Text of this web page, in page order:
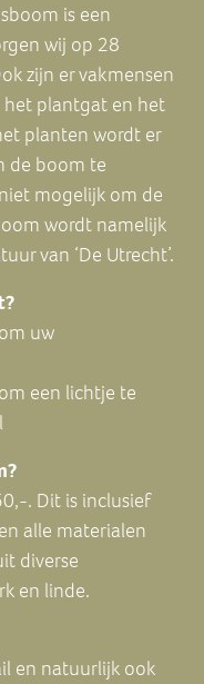
is een
wij op 28
zijn er vakmensen
plantgat en het
planten wordt er
de boom te
mogelijk om de
wordt namelijk
van ‘De Utrecht’.
uw
een lichtje te
. Dit is inclusief
alle materialen
diverse
en linde.
en natuurlijk ook